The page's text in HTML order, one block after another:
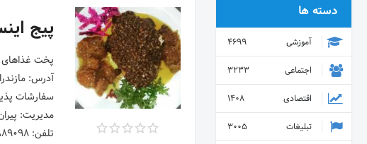
پیج
تلفن: 01144889098
دسته ها
آموزشی
4699
اجتماعی
3233
اقتصادی
1408
تبلیغات
3005